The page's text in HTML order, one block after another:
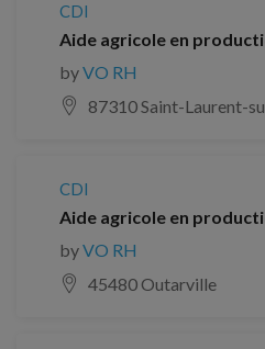
CDI
Aide agricole en
byVO RH
87310 Saint-Laurent-
CDI
Aide agricole en
byVO RH
45480 Outarville